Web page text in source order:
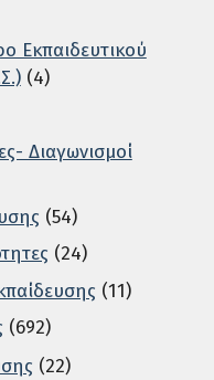
Εκπαιδευτικού
(4)
Διαγωνισμοί
(54)
(24)
(11)
(692)
(22)